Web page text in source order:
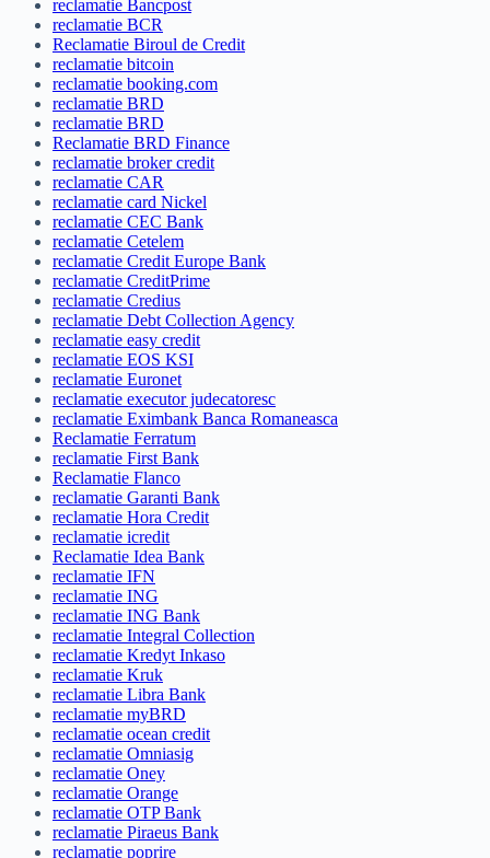
reclamatie Bancpost
reclamatie BCR
Reclamatie Biroul de Credit
reclamatie bitcoin
reclamatie booking.com
reclamatie BRD
reclamatie BRD
Reclamatie BRD Finance
reclamatie broker credit
reclamatie CAR
reclamatie card Nickel
reclamatie CEC Bank
reclamatie Cetelem
reclamatie Credit Europe Bank
reclamatie CreditPrime
reclamatie Credius
reclamatie Debt Collection Agency
reclamatie easy credit
reclamatie EOS KSI
reclamatie Euronet
reclamatie executor judecatoresc
reclamatie Eximbank Banca Romaneasca
Reclamatie Ferratum
reclamatie First Bank
Reclamatie Flanco
reclamatie Garanti Bank
reclamatie Hora Credit
reclamatie icredit
Reclamatie Idea Bank
reclamatie IFN
reclamatie ING
reclamatie ING Bank
reclamatie Integral Collection
reclamatie Kredyt Inkaso
reclamatie Kruk
reclamatie Libra Bank
reclamatie myBRD
reclamatie ocean credit
reclamatie Omniasig
reclamatie Oney
reclamatie Orange
reclamatie OTP Bank
reclamatie Piraeus Bank
reclamatie poprire